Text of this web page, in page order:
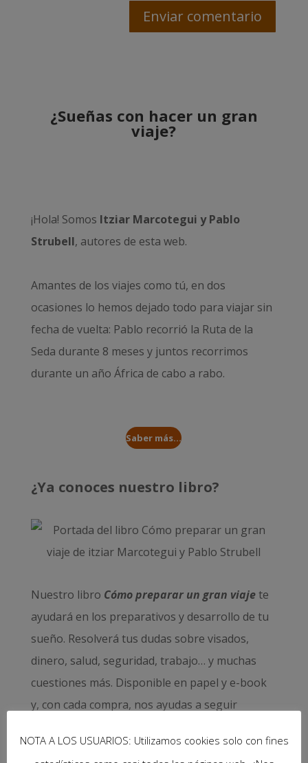
¿Sueñas con hacer un gran
viaje?
¡Hola! Somos Itziar Marcotegui y Pablo
Strubell, autores de esta web.
Amantes de los viajes como tú, en dos
ocasiones lo hemos dejado todo para viajar sin
fecha de vuelta: Pablo recorrió la Ruta de la
Seda durante 8 meses y juntos recorrimos
durante un año África de cabo a rabo.
Saber más...
¿Ya conoces nuestro libro?
Nuestro libro Cómo preparar un gran viajete
ayudará en los preparativos y desarrollo de tu
sueño. Resolverá tus dudas sobre visados,
dinero, salud, seguridad, trabajo… y muchas
cuestiones más. Disponible en papel y e-book
y, con cada compra, nos ayudas a seguir
NOTA A LOS USUARIOS: Utilizamos cookies solo con fines